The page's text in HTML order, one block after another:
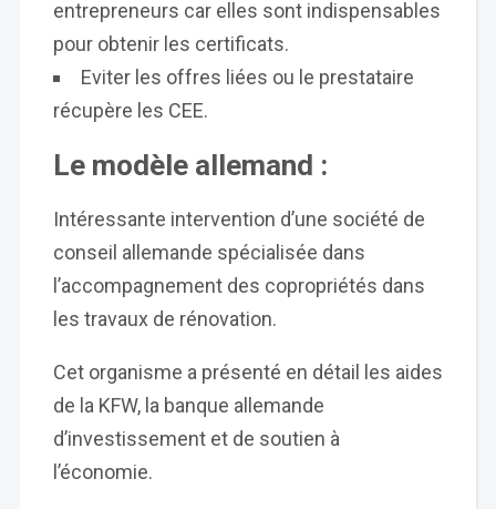
entrepreneurs car elles sont indispensables
pour obtenir les certificats.
Eviter les offres liées ou le prestataire
récupère les CEE.
Le modèle allemand :
Intéressante intervention d’une société de
conseil allemande spécialisée dans
l’accompagnement des copropriétés dans
les travaux de rénovation.
Cet organisme a présenté en détail les aides
de la KFW, la banque allemande
d’investissement et de soutien à
l’économie.